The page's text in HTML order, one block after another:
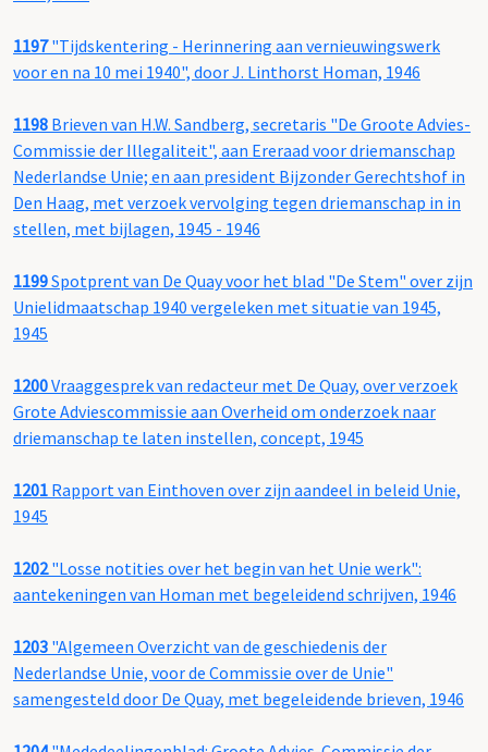
1197"Tijdskentering - Herinnering aan vernieuwingswerk
voor en na 10 mei 1940", door J. Linthorst Homan, 1946
1198 Brieven van H.W. Sandberg, secretaris "De Groote Advies-
Commissie der Illegaliteit", aan Ereraad voor driemanschap
Nederlandse Unie; en aan president Bijzonder Gerechtshof in
Den Haag, met verzoek vervolging tegen driemanschap in in
stellen, met bijlagen, 1945 - 1946
1199Spotprent van De Quay voor het blad "De Stem" over zijn
Unielidmaatschap 1940 vergeleken met situatie van 1945,
1945
1200Vraaggesprek van redacteur met De Quay, over verzoek
Grote Adviescommissie aan Overheid om onderzoek naar
driemanschap te laten instellen, concept, 1945
1201 Rapport van Einthoven over zijn aandeel in beleid Unie,
1945
1202"Losse notities over het begin van het Unie werk":
aantekeningen van Homan met begeleidend schrijven, 1946
1203 "Algemeen Overzicht van de geschiedenis der
Nederlandse Unie, voor de Commissie over de Unie"
samengesteld door De Quay, met begeleidende brieven, 1946